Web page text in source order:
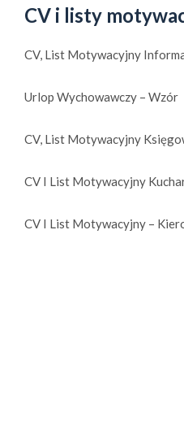
CV i listy
CV, List Motywacyjny
Urlop Wychowawczy – Wzór
CV, List Motywacyjny
CV I List Motywacyjny
CV I List Motywacyjny –